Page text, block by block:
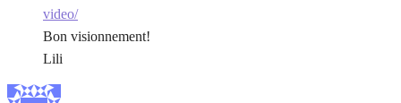
video/
Bon visionnement!
Lili